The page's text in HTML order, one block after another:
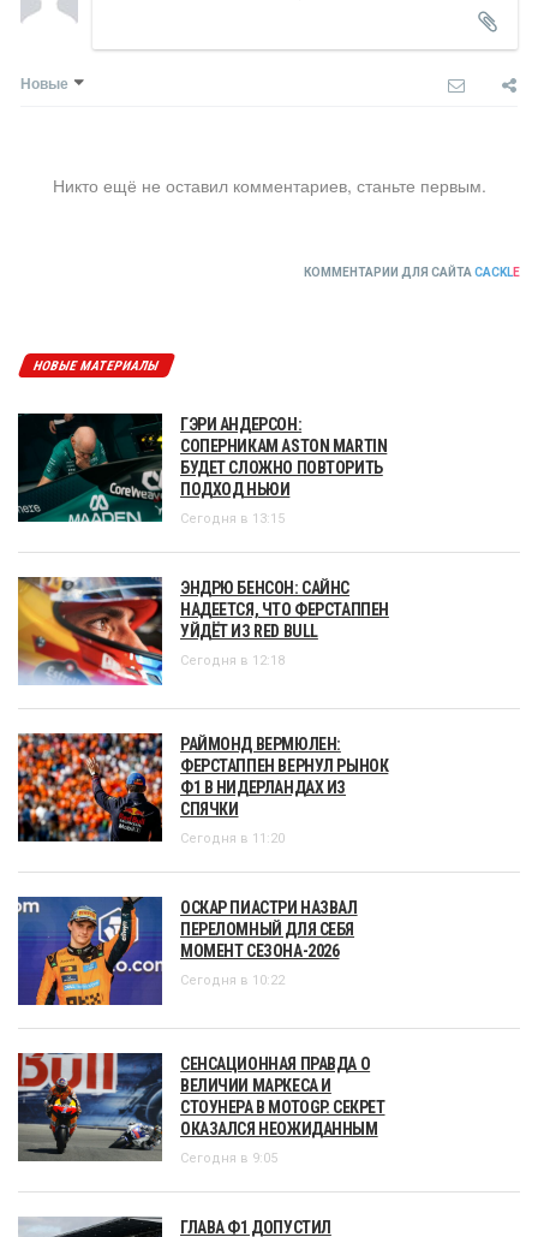
Новые
Никто ещё не оставил комментариев, станьте первым.
КОММЕНТАРИИ ДЛЯ САЙТА CACKLE
НОВЫЕ МАТЕРИАЛЫ
ГЭРИ АНДЕРСОН:
СОПЕРНИКАМ ASTON MARTIN
БУДЕТ СЛОЖНО ПОВТОРИТЬ
ПОДХОД НЬЮИ
Сегодня в 13:15
ЭНДРЮ БЕНСОН: САЙНС
НАДЕЕТСЯ, ЧТО ФЕРСТАППЕН
УЙДЁТ ИЗ RED BULL
Сегодня в 12:18
РАЙМОНД ВЕРМЮЛЕН:
ФЕРСТАППЕН ВЕРНУЛ РЫНОК
Ф1 В НИДЕРЛАНДАХ ИЗ
СПЯЧКИ
Сегодня в 11:20
ОСКАР ПИАСТРИ НАЗВАЛ
ПЕРЕЛОМНЫЙ ДЛЯ СЕБЯ
МОМЕНТ СЕЗОНА-2026
Сегодня в 10:22
СЕНСАЦИОННАЯ ПРАВДА О
ВЕЛИЧИИ МАРКЕСА И
СТОУНЕРА В MOTOGP. СЕКРЕТ
ОКАЗАЛСЯ НЕОЖИДАННЫМ
Сегодня в 9:05
ГЛАВА Ф1 ДОПУСТИЛ